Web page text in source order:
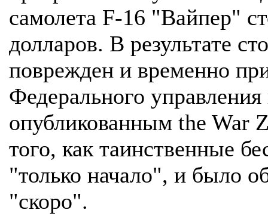
самолета F-16 "Вайпер"
долларов. В результате
поврежден и временно
Федерального
опубликованным the War
того, как таинственные
"только начало", и было
"скоро".